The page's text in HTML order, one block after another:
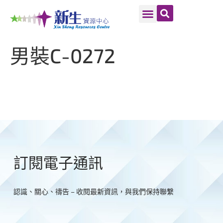
男裝C-0272
訂閱電子通訊
認識、關心、禱告 – 收閱最新資訊，與我們保持聯繫